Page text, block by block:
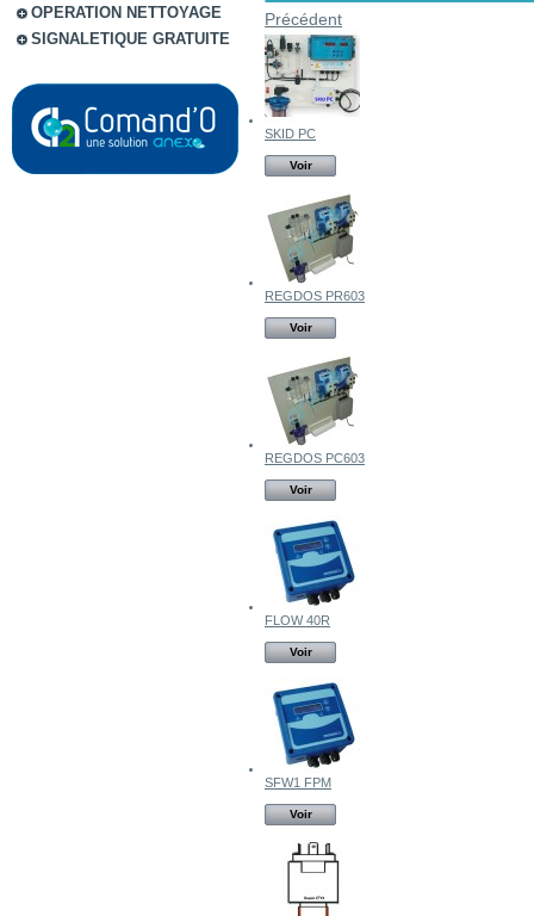
OPERATION NETTOYAGE
SIGNALETIQUE GRATUITE
Précédent
SKID PC
Voir
REGDOS PR603
Voir
REGDOS PC603
Voir
FLOW 40R
Voir
SFW1 FPM
Voir